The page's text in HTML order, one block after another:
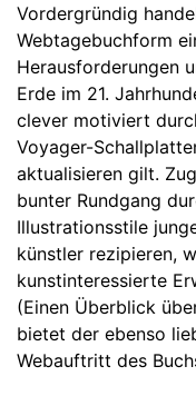
Vordergründig
Webtagebuchform
Herausforderungen
Erde im 21.
clever motiviert
Voyager-
aktualisieren gilt.
bunter Rundgang
Illustrationsstile
künstler rezipieren,
kunstinteressierte
(Einen Überblick
bietet der ebenso
Webauftritt des